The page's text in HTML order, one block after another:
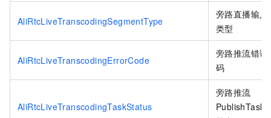
AliRtcLiveTranscodingSegmentType
旁路直播输入
类型
AliRtcLiveTranscodingErrorCode
旁路推流错误
码
AliRtcLiveTranscodingTaskStatus
旁路推流
PublishTask